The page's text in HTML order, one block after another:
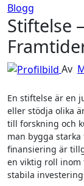
Blogg
Stiftelse
Av
En stiftelse är en juridisk enhet som används för att bedriva
eller stödja olika
till forskning och
man bygga
finansiering är
en viktig roll inom
stabila